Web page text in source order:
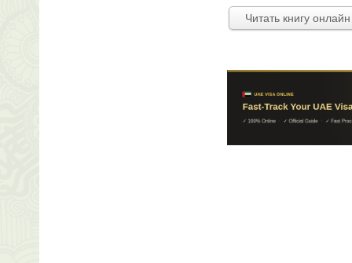
Читать книгу